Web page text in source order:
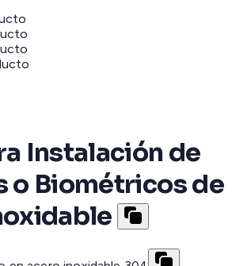
Instalación de
o Biométricos de